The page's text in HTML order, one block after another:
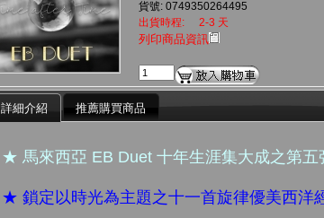
貨號: 0749350264495
出貨時程:
2-3 天
列印商品資訊
詳細介紹 推薦購買商品
★ 馬來西亞 EB Duet 十年生涯集大成之第五
★ 鎖定以時光為主題之十一首旋律優美西洋